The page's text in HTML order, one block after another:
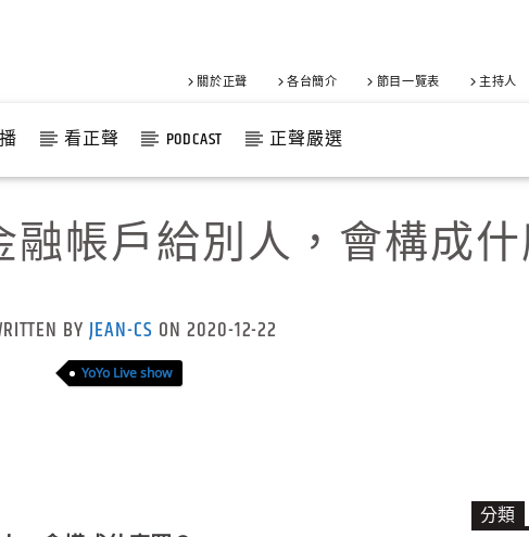
關於正聲 各台簡介 節目一覽表 主持人
看正聲 PODCAST 正聲嚴選
融帳戶給別人，會構成
BYJEAN-CS ON 2020-12-22
YoYo Live show
分類